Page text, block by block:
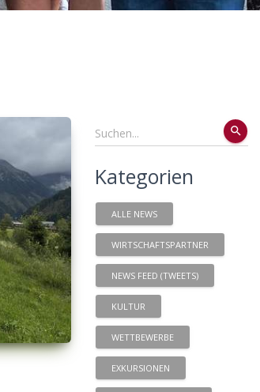
search
Kategorien
ALLE NEWS
WIRTSCHAFTSPARTNER
NEWS FEED (TWEETS)
KULTUR
WETTBEWERBE
EXKURSIONEN